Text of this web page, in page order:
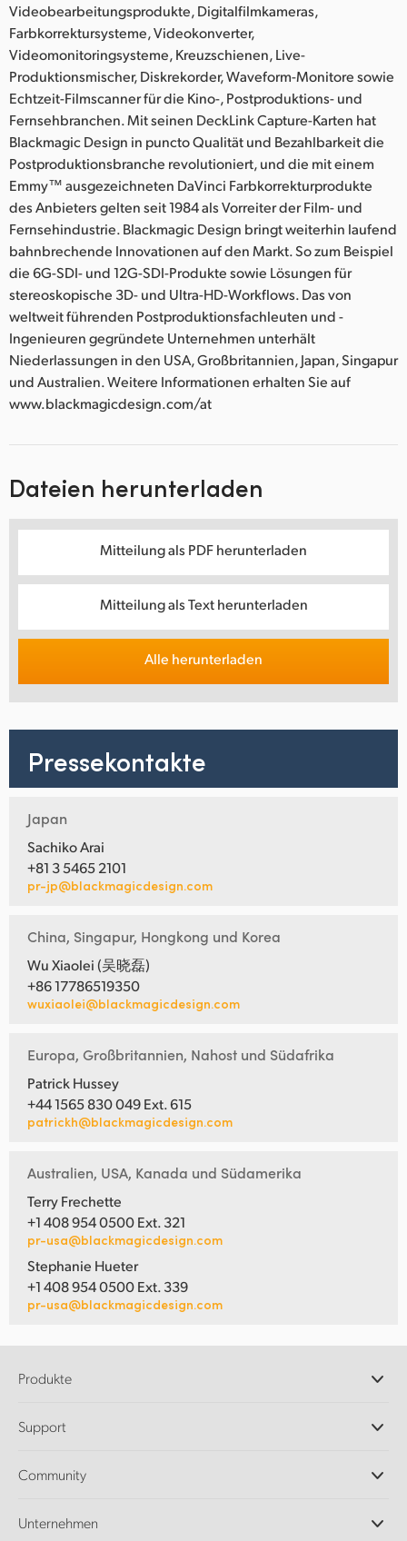
Videobearbeitungsprodukte, Digitalfilmkameras,
Farbkorrektursysteme, Videokonverter,
Videomonitoringsysteme, Kreuzschienen, Live-
Produktionsmischer, Diskrekorder, Waveform-Monitore sowie
Echtzeit-Filmscanner für die Kino-, Postproduktions- und
Fernsehbranchen. Mit seinen DeckLink Capture-Karten hat
Blackmagic Design in puncto Qualität und Bezahlbarkeit die
Postproduktionsbranche revolutioniert, und die mit einem
Emmy™ ausgezeichneten DaVinci Farbkorrekturprodukte
des Anbieters gelten seit 1984 als Vorreiter der Film- und
Fernsehindustrie. Blackmagic Design bringt weiterhin laufend
bahnbrechende Innovationen auf den Markt. So zum Beispiel
die 6G-SDI- und 12G-SDI-Produkte sowie Lösungen für
stereoskopische 3D- und Ultra-HD-Workflows. Das von
weltweit führenden Postproduktionsfachleuten und -
Ingenieuren gegründete Unternehmen unterhält
Niederlassungen in den USA, Großbritannien, Japan, Singapur
und Australien. Weitere Informationen erhalten Sie auf
www.blackmagicdesign.com/at
Dateien herunterladen
Mitteilung als PDF herunterladen
Mitteilung als Text herunterladen
Alle herunterladen
Pressekontakte
Japan
Sachiko Arai
+81 3 5465 2101
pr-jp@blackmagicdesign.com
China, Singapur, Hongkong und Korea
Wu Xiaolei (吴晓磊)
+86 17786519350
wuxiaolei@blackmagicdesign.com
Europa, Großbritannien, Nahost und Südafrika
Patrick Hussey
+44 1565 830 049 Ext. 615
patrickh@blackmagicdesign.com
Australien, USA, Kanada und Südamerika
Terry Frechette
+1 408 954 0500 Ext. 321
pr-usa@blackmagicdesign.com
Stephanie Hueter
+1 408 954 0500 Ext. 339
pr-usa@blackmagicdesign.com
Produkte
DaVinci Resolve und Fusion Software
Ultimatte
Aufzeichnung und Wiedergabe
Support
Support-Center
Community
Unternehmen